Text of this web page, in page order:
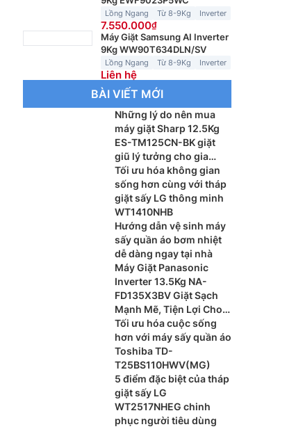
Lồng Ngang Từ 8-9Kg Inverter
7.550.000
Máy Giặt Samsung AI Inverter
9Kg WW90T634DLN/SV
Lồng Ngang Từ 8-9Kg Inverter
Liên hệ
BÀI VIẾT MỚI
Những lý do nên mua
máy giặt Sharp 12.5Kg
ES-TM125CN-BK giặt
giũ lý tưởng cho gia
đình đông thành viên
Tối ưu hóa không gian
sống hơn cùng với tháp
giặt sấy LG thông minh
WT1410NHB
Hướng dẫn vệ sinh máy
sấy quần áo bơm nhiệt
dễ dàng ngay tại nhà
Máy Giặt Panasonic
Inverter 13.5Kg NA-
FD135X3BV Giặt Sạch
Mạnh Mẽ, Tiện Lợi Cho
Gia Đình
Tối ưu hóa cuộc sống
hơn với máy sấy quần áo
Toshiba TD-
T25BS110HWV(MG)
5 điểm đặc biệt của tháp
giặt sấy LG
WT2517NHEG chinh
phục người tiêu dùng